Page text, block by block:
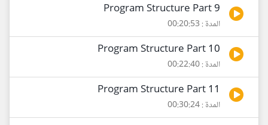
Program Structure Part 9
المدة : 00:20:53
Program Structure Part 10
المدة : 00:22:40
Program Structure Part 11
المدة : 00:30:24